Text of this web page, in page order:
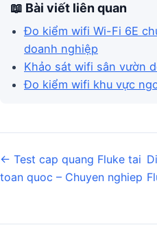
📖 Bài viết liên quan
Đo kiểm wifi Wi-Fi 6E
doanh nghiệp
Khảo sát wifi sân vườn
Đo kiểm wifi khu vực
Post navigation
← Test cap quang Fluke tai
toan quoc – Chuyen nghiep